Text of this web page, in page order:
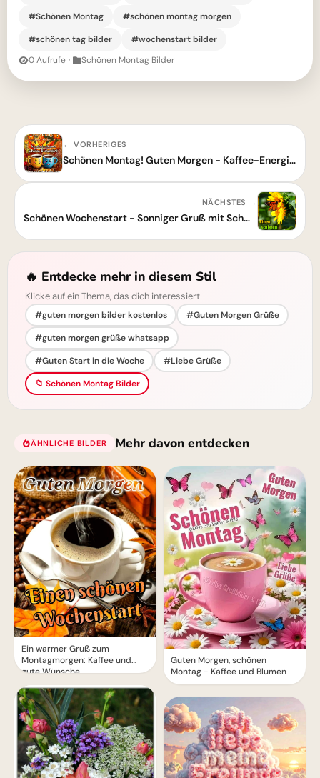
#Schönen Montag
#schönen montag morgen
#schönen tag bilder
#wochenstart bilder
0 Aufrufe · Schönen Montag Bilder
← VORHERIGES
Schönen Montag! Guten Morgen - Kaffee-Energie für einen perfekten Wochenstart
NÄCHSTES →
Schönen Wochenstart - Sonniger Gruß mit Schmetterling und Sonnenblume
🔥 Entdecke mehr in diesem Stil
Klicke auf ein Thema, das dich interessiert
#guten morgen bilder kostenlos
#Guten Morgen Grüße
#guten morgen grüße whatsapp
#Guten Start in die Woche
#Liebe Grüße
📁 Schönen Montag Bilder
ÄHNLICHE BILDER Mehr davon entdecken
Ein warmer Gruß zum
Montagmorgen: Kaffee und
gute Wünsche
Guten Morgen, schönen
Montag - Kaffee und Blumen